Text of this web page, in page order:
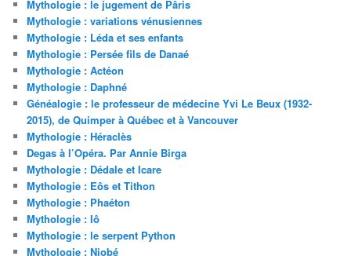
Mythologie : le jugement de Pâris
Mythologie : variations vénusiennes
Mythologie : Léda et ses enfants
Mythologie : Persée fils de Danaé
Mythologie : Actéon
Mythologie : Daphné
Généalogie : le professeur de médecine Yvi Le Beux (1932-
2015), de Quimper à Québec et à Vancouver
Mythologie : Héraclès
Degas à l’Opéra. Par Annie Birga
Mythologie : Dédale et Icare
Mythologie : Eôs et Tithon
Mythologie : Phaéton
Mythologie : Iô
Mythologie : le serpent Python
Mythologie : Niobé